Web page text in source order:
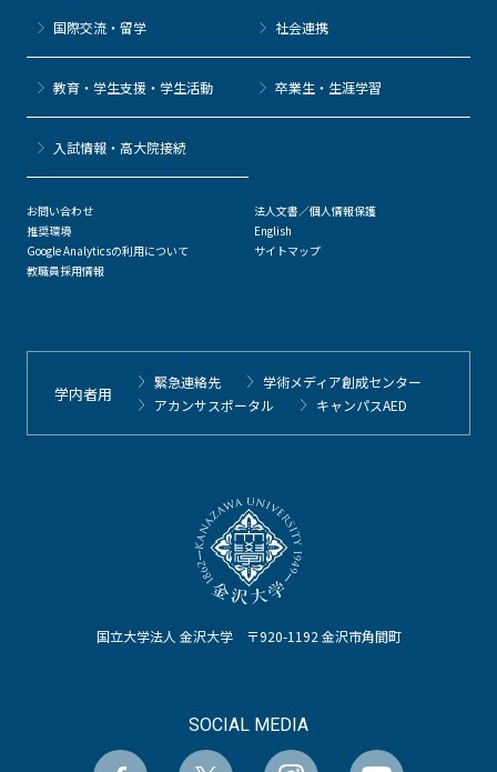
国立大学法人 金沢大学 〒920-1192 金沢市角間町
SOCIAL MEDIA
国際交流・留学 社会連携
教育・学生支援・学生活動 卒業生・生涯学習
⼊試情報・高大院接続
お問い合わせ
推奨環境
Google Analyticsの利用について
教職員採用情報
法人文書／個人情報保護
English
サイトマップ
学内者用
緊急連絡先
学術メディア創成センター
アカンサスポータル
キャンパスAED